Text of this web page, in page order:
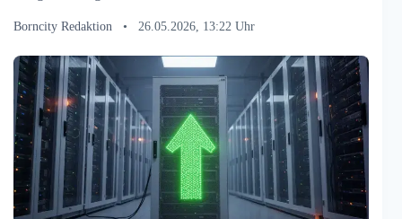
Borncity Redaktion • 26.05.2026, 13:22 Uhr